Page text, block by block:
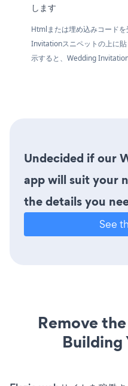
します
Htmlまたは埋め込みコード
Invitationスニペットの上に
示すると、Wedding
Undecided if our
app will suit your
the details you
See
Remove
Building